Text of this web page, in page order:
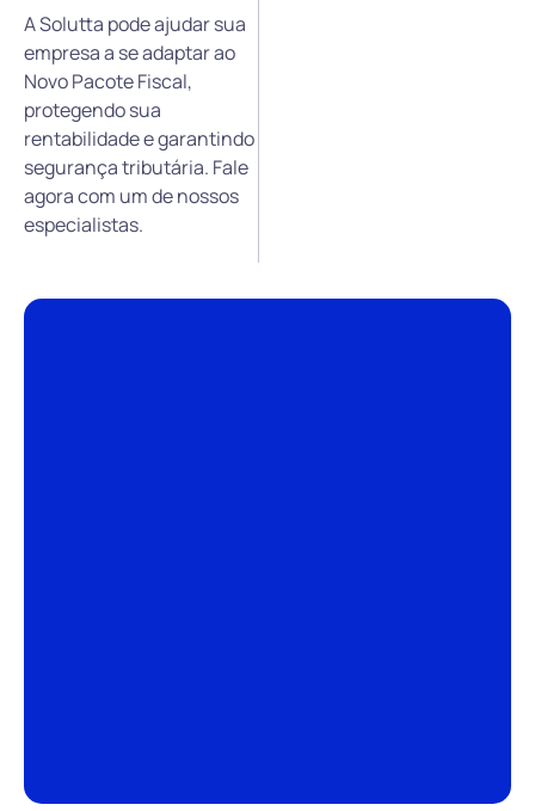
A Solutta pode ajudar sua
empresa a se adaptar ao
Novo Pacote Fiscal,
protegendo sua
rentabilidade e garantindo
segurança tributária. Fale
agora com um de nossos
especialistas.